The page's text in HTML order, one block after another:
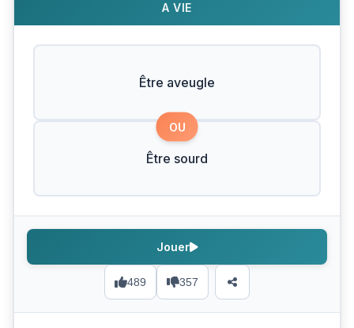
A VIE
Être aveugle
OU
Être sourd
489 357
Jouer